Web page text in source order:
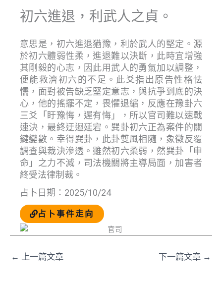
初六進退，利武人之貞。
意思是，初六進退猶豫，利於武人的堅定。源
於初六體弱性柔，進退難以決斷，此時宜增強
其剛毅的心志，因此用武人的勇氣加以調整，
便能救濟初六的不足。此爻指出原告性格怯
懦，面對被告缺乏堅定意志，與抗爭到底的決
心，他的搖擺不定，畏懼退縮，反應在豫卦六
三爻「盱豫悔，遲有悔」，所以官司難以速戰
速決，最終迂迴延宕。巽卦初六正為案件的關
鍵變數。幸得巽卦，此卦雙風相隨，象徵反覆
調查與裁決滲透。雖然初六柔弱，然巽卦「申
命」之力不減，司法機關將主導局面，加害者
終受法律制裁。
占卜日期：2025/10/24
占卜事件走向
← 上一篇文章 下一篇文章 →